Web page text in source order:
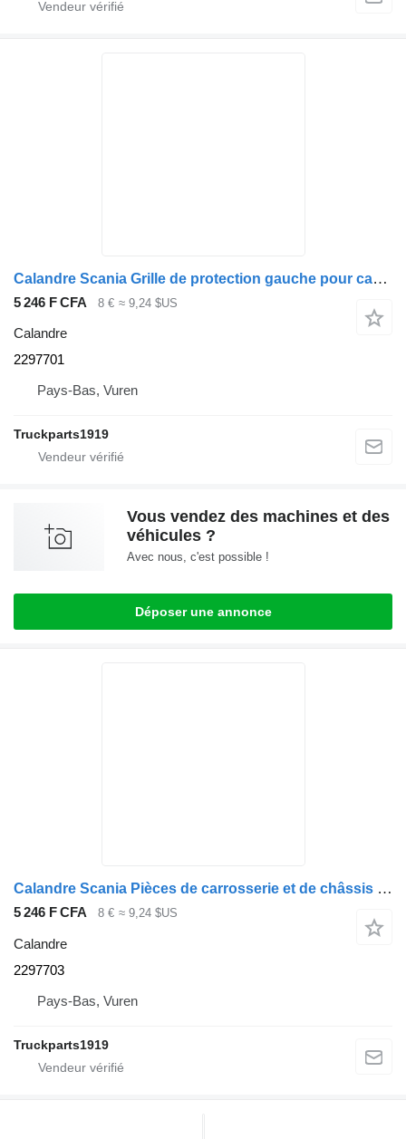
Calandre Scania Grille de protection gauche pour carrosserie et châssis 2297701 pour camion
5 246 F CFA 8 € ≈ 9,24 $US
Calandre
2297701
Pays-Bas, Vuren
Truckparts1919
Vous vendez des machines et des
véhicules ?
Avec nous, c'est possible !
Déposer une annonce
Calandre Scania Pièces de carrosserie et de châssis Grille Afdekkap Re. 2297703 pour camion
5 246 F CFA 8 € ≈ 9,24 $US
Calandre
2297703
Pays-Bas, Vuren
Truckparts1919